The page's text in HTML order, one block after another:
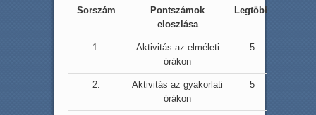
Sorszám
Pontszámok
eloszlása
Legtöbb
1.
Aktivitás az elméleti
órákon
5
2.
Aktivitás az gyakorlati
órákon
5